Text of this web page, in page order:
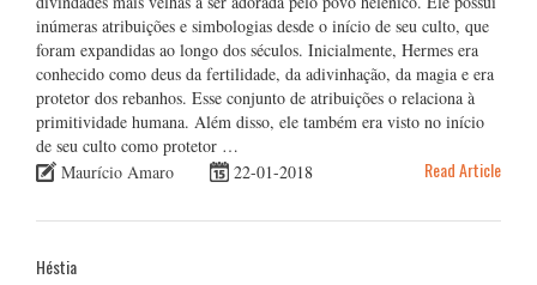
inúmeras atribuições e simbologias desde o início de seu culto, que
foram expandidas ao longo dos séculos. Inicialmente, Hermes era
conhecido como deus da fertilidade, da adivinhação, da magia e era
protetor dos rebanhos. Esse conjunto de atribuições o relaciona à
primitividade humana. Além disso, ele também era visto no início
de seu culto como protetor …
Maurício Amaro
22-01-2018 Read Article
Héstia